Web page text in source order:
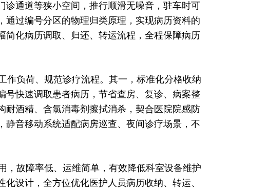
通道等狭小空间，推行顺滑无噪音，驻车时可
过编号分区的物理归类原理，实现病历资料的
化病历调取、归还、转运流程，全程保障病历
作负荷、规范诊疗流程。其一，标准化分格收纳
快速调取患者病历，节省查房、复诊、病案整
酒精、含氯消毒剂擦拭消杀，契合医院院感防
音移动系统适配病房巡查、夜间诊疗场景，不
故障率低、运维简单，有效降低科室设备维护
设计，全方位优化医护人员病历收纳、转运、